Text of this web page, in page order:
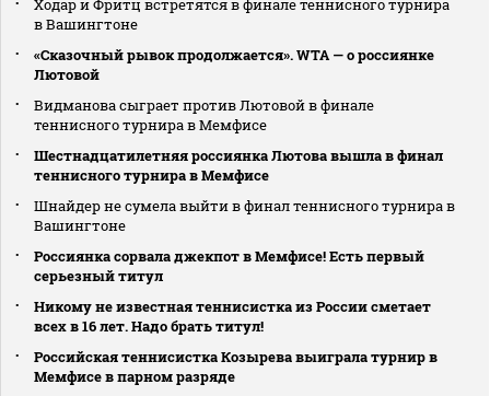
Ходар и Фритц встретятся в финале теннисного турнира
в Вашингтоне
«Сказочный рывок продолжается». WTA — о россиянке
Лютовой
Видманова сыграет против Лютовой в финале
теннисного турнира в Мемфисе
Шестнадцатилетняя россиянка Лютова вышла в финал
теннисного турнира в Мемфисе
Шнайдер не сумела выйти в финал теннисного турнира в
Вашингтоне
Россиянка сорвала джекпот в Мемфисе! Есть первый
серьезный титул
Никому не известная теннисистка из России сметает
всех в 16 лет. Надо брать титул!
Российская теннисистка Козырева выиграла турнир в
Мемфисе в парном разряде